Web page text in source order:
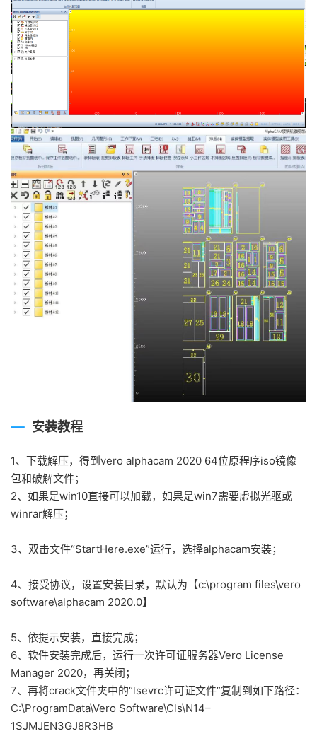
安装教程
1、下载解压，得到vero alphacam 2020 64位原程序iso镜像
包和破解文件；
2、如果是win10直接可以加载，如果是win7需要虚拟光驱或
winrar解压；
3、双击文件“StartHere.exe”运行，选择alphacam安装；
4、接受协议，设置安装目录，默认为【c:\program files\vero
software\alphacam 2020.0】
5、依提示安装，直接完成；
6、软件安装完成后，运行一次许可证服务器Vero License
Manager 2020，再关闭；
7、再将crack文件夹中的“lsevrc许可证文件”复制到如下路径：
C:\ProgramData\Vero Software\Cls\N14–
1SJMJEN3GJ8R3HB